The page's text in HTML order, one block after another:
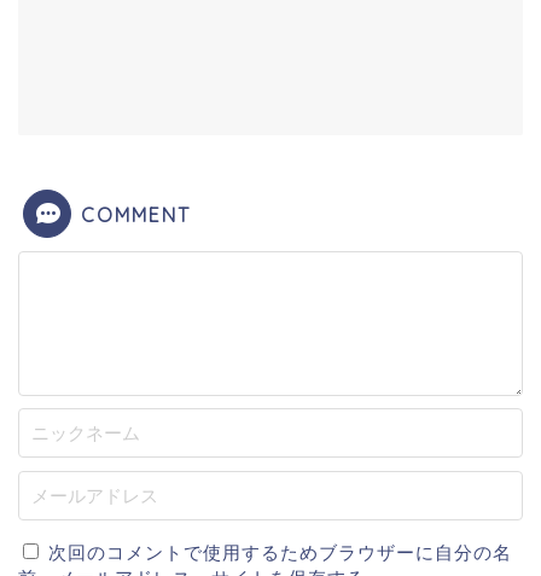
COMMENT
次回のコメントで使用するためブラウザーに自分の名